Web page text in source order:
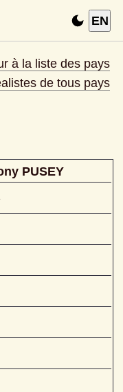
EN
à la liste des pays
de tous pays
PUSEY